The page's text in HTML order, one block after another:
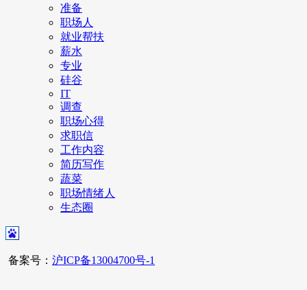
准备
职场人
就业帮扶
薪水
专业
硅谷
IT
调查
职场心得
求职信
工作内容
简历写作
蔬菜
职场情绪人
生态圈
备案号： 沪ICP备13004700号-1